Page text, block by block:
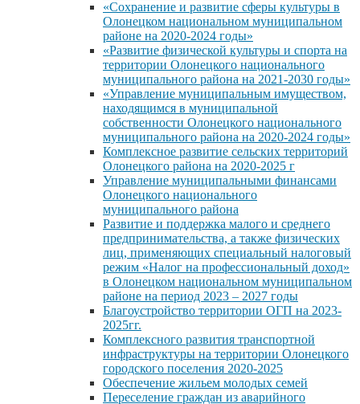
«Сохранение и развитие сферы культуры в
Олонецком национальном муниципальном
районе на 2020-2024 годы»
«Развитие физической культуры и спорта на
территории Олонецкого национального
муниципального района на 2021-2030 годы»
«Управление муниципальным имуществом,
находящимся в муниципальной
собственности Олонецкого национального
муниципального района на 2020-2024 годы»
Комплексное развитие сельских территорий
Олонецкого района на 2020-2025 г
Управление муниципальными финансами
Олонецкого национального
муниципального района
Развитие и поддержка малого и среднего
предпринимательства, а также физических
лиц, применяющих специальный налоговый
режим «Налог на профессиональный доход»
в Олонецком национальном муниципальном
районе на период 2023 – 2027 годы
Благоустройство территории ОГП на 2023-
2025гг.
Комплексного развития транспортной
инфраструктуры на территории Олонецкого
городского поселения 2020-2025
Обеспечение жильем молодых семей
Переселение граждан из аварийного